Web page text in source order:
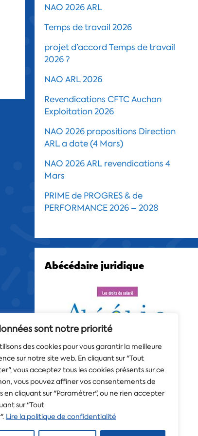
sont notre priorité
des cookies pour vous garantir la meilleure
sur notre site web. En cliquant sur "Tout
vous acceptez tous les cookies présents sur ce
vous pouvez affiner vos consentements de
en cliquant sur "Paramétrer", ou ne rien accepter
sur "Tout
Lire la politique de confidentialité
NAO 2026 ARL
Temps de travail 2026
projet d’accord Temps de travail
2026 ?
NAO ARL 2026
Revendications CFTC Auchan
Exploitation 2026
NAO 2026 propositions Direction
ARL a date (4 Mars)
NAO 2026 ARL revendications 4
Mars
PRIME de PROGRES & de
PERFORMANCE 2026 – 2028
Abécédaire juridique